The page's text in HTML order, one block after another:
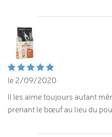
le 2/09/2020
Il les aime toujours autant
prenant le bœuf au lieu du